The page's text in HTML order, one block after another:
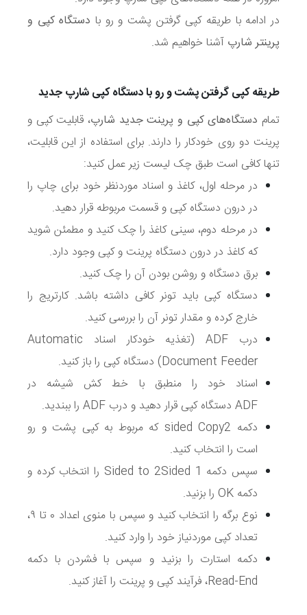
در ادامه با طریقه کپی گرفتن پشت و رو با دستگاه کپی و
پرینتر شارپ آشنا خواهیم شد.
طریقه کپی گرفتن پشت و رو با دستگاه کپی شارپ جدید
تمام دستگاه‌های کپی و پرینت جدید شارپ، قابلیت کپی و
پرینت دو روی خودکار را دارند. برای استفاده از این قابلیت،
تنها کافی است طبق چک لیست زیر عمل کنید:
در مرحله اول، کاغذ و اسناد موردنظر خود برای چاپ را
در درون دستگاه کپی و قسمت مربوطه قرار دهید.
در مرحله دوم، سینی کاغذ را چک کنید و مطمئن شوید
که کاغذ در درون دستگاه پرینت و کپی وجود دارد.
برق دستگاه و روشن بودن آن را چک کنید.
دستگاه کپی باید تونر کافی داشته باشد. کارتریج را
خارج کرده و مقدار تونر آن را بررسی کنید.
درب ADF(تغذیه خودکار اسناد Automatic
Document Feeder) دستگاه کپی را باز کنید.
اسناد خود را منطبق با خط کش شیشه در
ADF دستگاه کپی قرار دهید و درب ADF را ببندید.
دکمه 2
sided Copy که مربوط به کپی پشت و رو
است را انتخاب کنید.
سپس دکمه Sided to 2Sided 1 را انتخاب کرده و
دکمه OK را بزنید.
نوع برگه را انتخاب کنید و سپس با منوی اعداد ۰ تا ۹،
تعداد کپی موردنیاز خود را وارد کنید.
دکمه استارت را بزنید و سپس با فشردن با دکمه
Read-End، فرآیند کپی و پرینت را آغاز کنید.